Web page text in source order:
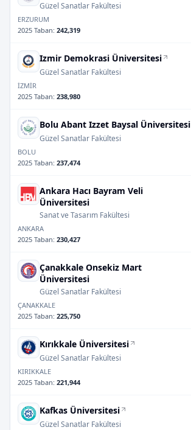
Güzel Sanatlar Fakültesi
ERZURUM
2025 Taban: 242,319
Izmir Demokrasi Üniversitesi
Güzel Sanatlar Fakültesi
İZMİR
2025 Taban: 238,980
Bolu Abant Izzet Baysal Üniversitesi
Güzel Sanatlar Fakültesi
BOLU
2025 Taban: 237,474
Ankara Hacı Bayram Veli
Üniversitesi
Sanat ve Tasarım Fakültesi
ANKARA
2025 Taban: 230,427
Çanakkale Onsekiz Mart
Üniversitesi
Güzel Sanatlar Fakültesi
ÇANAKKALE
2025 Taban: 225,750
Kırıkkale Üniversitesi
Güzel Sanatlar Fakültesi
KIRIKKALE
2025 Taban: 221,944
Kafkas Üniversitesi
Güzel Sanatlar Fakültesi